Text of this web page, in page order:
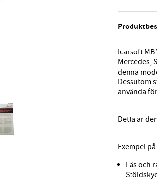
Icarsoft
Mercedes,
denna
Dessutom
använda
Detta är
Exempel
Läs och